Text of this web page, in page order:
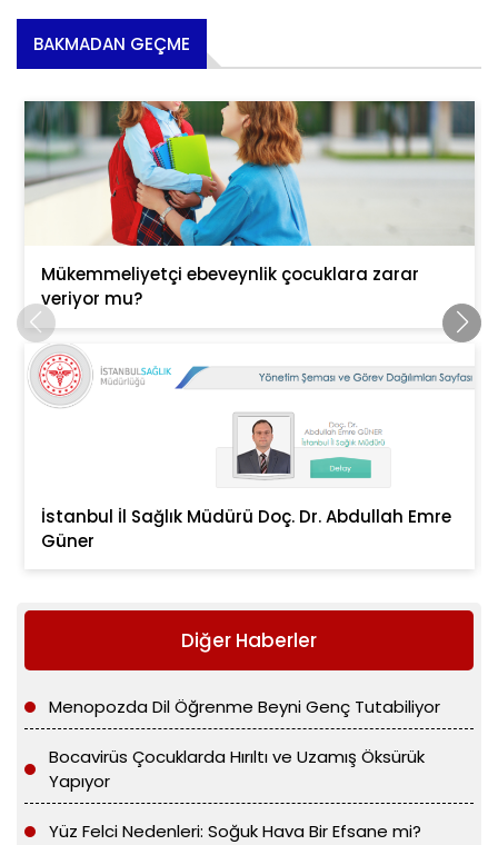
BAKMADAN GEÇME
Mükemmeliyetçi ebeveynlik çocuklara zarar
veriyor mu?
İstanbul İl Sağlık Müdürü Doç. Dr. Abdullah Emre
Güner
Diğer Haberler
Menopozda Dil Öğrenme Beyni Genç Tutabiliyor
Bocavirüs Çocuklarda Hırıltı ve Uzamış Öksürük
Yapıyor
Yüz Felci Nedenleri: Soğuk Hava Bir Efsane mi?